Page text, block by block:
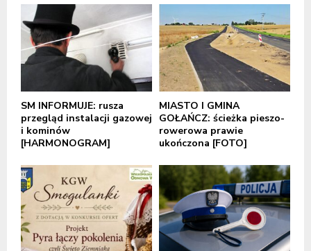
SM INFORMUJE: rusza
przegląd instalacji gazowej
i kominów
[HARMONOGRAM]
MIASTO I GMINA
GOŁAŃCZ: ścieżka pieszo-
rowerowa prawie
ukończona [FOTO]